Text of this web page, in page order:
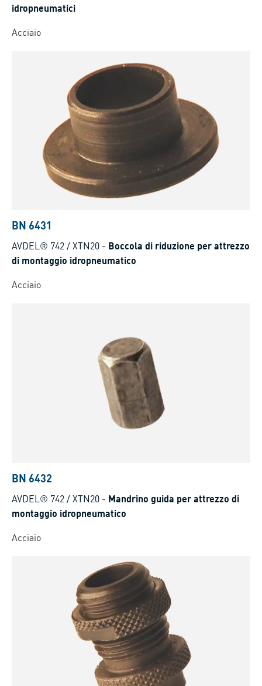
idropneumatici
Acciaio
BN 6431
AVDEL® 742 / XTN20 - Boccola di riduzione per attrezzo
di montaggio idropneumatico
Acciaio
BN 6432
AVDEL® 742 / XTN20 - Mandrino guida per attrezzo di
montaggio idropneumatico
Acciaio